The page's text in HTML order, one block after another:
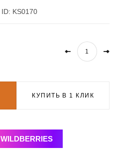
ID: KS0170
КУПИТЬ В 1 КЛИК
WILDBERRIES